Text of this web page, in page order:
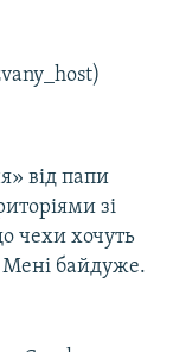
від папи
зі
чехи хочуть
Мені байдуже.